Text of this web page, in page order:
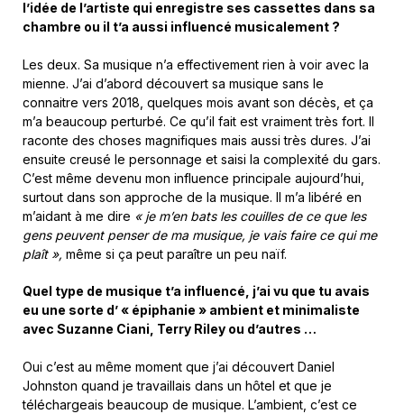
l’idée de l’artiste qui enregistre ses cassettes dans sa
chambre ou il t’a aussi influencé musicalement ?
Les deux. Sa musique n’a effectivement rien à voir avec la
mienne. J’ai d’abord découvert sa musique sans le
connaitre vers 2018, quelques mois avant son décès, et ça
m’a beaucoup perturbé. Ce qu’il fait est vraiment très fort. Il
raconte des choses magnifiques mais aussi très dures. J’ai
ensuite creusé le personnage et saisi la complexité du gars.
C’est même devenu mon influence principale aujourd’hui,
surtout dans son approche de la musique. Il m’a libéré en
m’aidant à me dire « je m’en bats les couilles de ce que les
gens peuvent penser de ma musique, je vais faire ce qui me
plaît », même si ça peut paraître un peu naïf.
Quel type de musique t’a influencé, j’ai vu que tu avais
eu une sorte d’ « épiphanie » ambient et minimaliste
avec Suzanne Ciani, Terry Riley ou d’autres …
Oui c’est au même moment que j’ai découvert Daniel
Johnston quand je travaillais dans un hôtel et que je
téléchargeais beaucoup de musique. L’ambient, c’est ce